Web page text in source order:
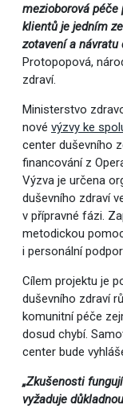
mezioborová péče
klientů je jedním
zotavení a návratu
Protopopová,
zdraví.
Ministerstvo
nové výzvy ke
center duševního
financování z
Výzva je určena
duševního zdraví
v přípravné fázi.
metodickou
i personální
Cílem projektu je
duševního zdraví
komunitní péče
dosud chybí.
center bude
„Zkušenosti
vyžaduje